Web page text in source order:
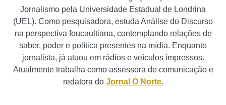
Jornalismo pela Universidade Estadual de Londrina
(UEL). Como pesquisadora, estuda Análise do Discurso
na perspectiva foucaultiana, contemplando relações de
saber, poder e política presentes na mídia. Enquanto
jornalista, já atuou em rádios e veículos impressos.
Atualmente trabalha como assessora de comunicação e
redatora do Jornal O Norte.